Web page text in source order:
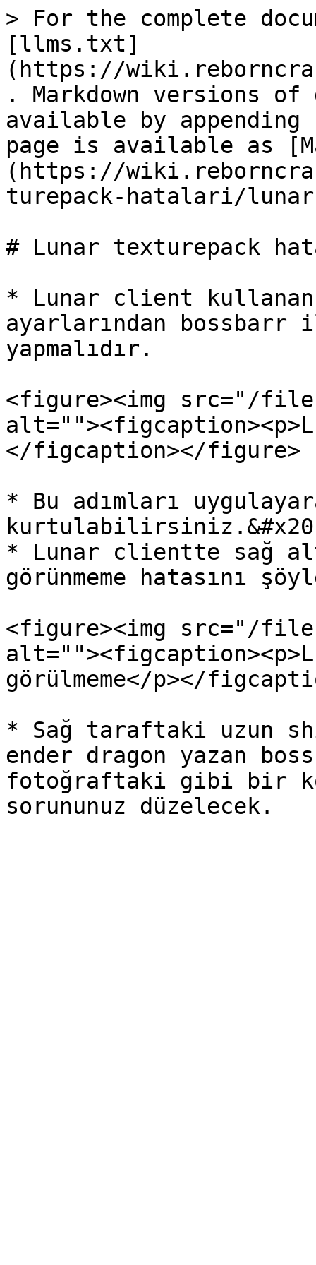
> For the complete
[llms.txt]
(https://
. Markdown versions of
available by
page is available as
(https://
turepack-hatalari/
# Lunar texturepack
* Lunar client kullanan
ayarlarından
yapmalıdır.
<figure><img src="/files/
</figcaption></figure>
* Bu adımları
* Lunar clientte sağ alt
görünmeme hatasını
<figure><img src="/files/
görülmeme</p></
* Sağ taraftaki uzun
ender dragon yazan
fotoğraftaki gibi bir